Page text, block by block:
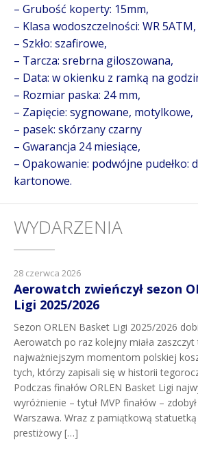
– Grubość koperty: 15mm,
– Klasa wodoszczelności: WR 5ATM,
– Szkło: szafirowe,
– Tarcza: srebrna giloszowana,
– Data: w okienku z ramką na
– Rozmiar paska: 24 mm,
– Zapięcie: sygnowane, motylkowe,
– pasek: skórzany czarny
– Gwarancja 24 miesiące,
– Opakowanie: podwójne pudełko:
kartonowe.
WYDARZENIA
28 czerwca 2026
Aerowatch zwieńczył sezon
Ligi 2025/2026
Sezon ORLEN Basket Ligi 2025/2026
Aerowatch po raz kolejny miała
najważniejszym momentom polskiej
tych, którzy zapisali się w historii
Podczas finałów ORLEN Basket Ligi
wyróżnienie – tytuł MVP finałów –
Warszawa. Wraz z pamiątkową
prestiżowy […]